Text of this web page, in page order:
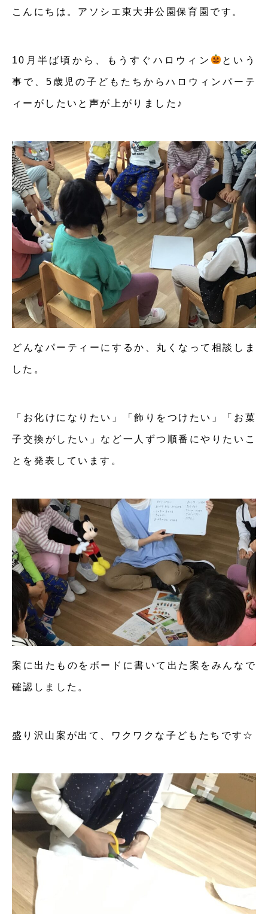
こんにちは。アソシエ東大井公園保育園です。
10月半ば頃から、もうすぐハロウィン という
事で、5歳児の子どもたちからハロウィンパーテ
ィーがしたいと声が上がりました♪
どんなパーティーにするか、丸くなって相談しま
した。
「お化けになりたい」「飾りをつけたい」「お菓
子交換がしたい」など一人ずつ順番にやりたいこ
とを発表しています。
案に出たものをボードに書いて出た案をみんなで
確認しました。
盛り沢山案が出て、ワクワクな子どもたちです☆